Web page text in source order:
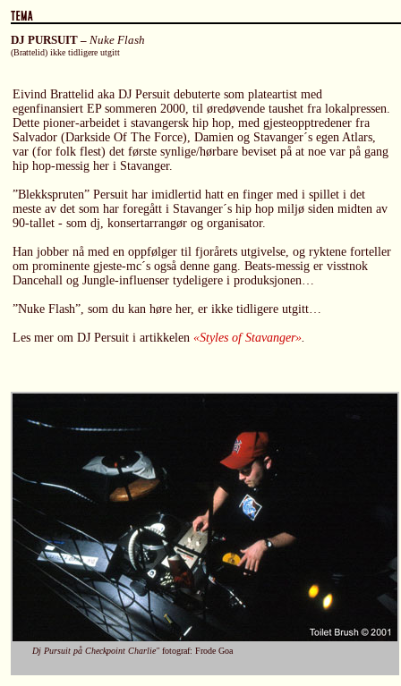
DJ PURSUIT – Nuke Flash
(Brattelid) ikke tidligere utgitt
Eivind Brattelid aka DJ Persuit debuterte som plateartist med
egenfinansiert EP sommeren 2000, til øredøvende taushet fra lokalpressen.
Dette pioner-arbeidet i stavangersk hip hop, med gjesteopptredener fra
Salvador (Darkside Of The Force), Damien og Stavanger´s egen Atlars,
var (for folk flest) det første synlige/hørbare beviset på at noe var på gang
hip hop-messig her i Stavanger.
”Blekkspruten” Persuit har imidlertid hatt en finger med i spillet i det
meste av det som har foregått i Stavanger´s hip hop miljø siden midten av
90-tallet - som dj, konsertarrangør og organisator.
Han jobber nå med en oppfølger til fjorårets utgivelse, og ryktene forteller
om prominente gjeste-mc´s også denne gang. Beats-messig er visstnok
Dancehall og Jungle-influenser tydeligere i produksjonen…
”Nuke Flash”, som du kan høre her, er ikke tidligere utgitt…
Les mer om DJ Persuit i artikkelen «Styles of Stavanger».
Dj Pursuit på Checkpoint Charlie" fotograf: Frode Goa